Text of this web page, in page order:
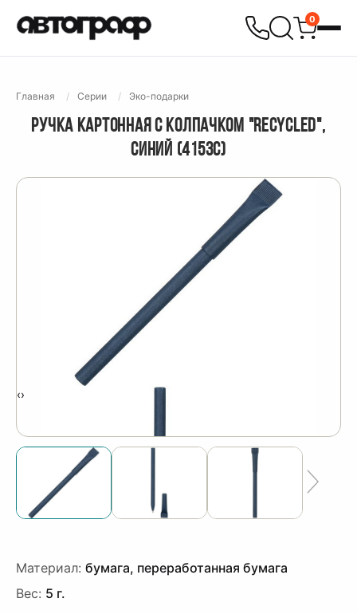
0
Главная Серии Эко-подарки
РУЧКА КАРТОННАЯ С КОЛПАЧКОМ "RECYCLED",
СИНИЙ (4153C)
‹›
Материал: бумага, переработанная бумага
Вес: 5 г.